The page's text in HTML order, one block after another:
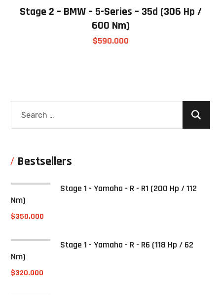
Stage 2 – BMW – 5-Series – 35d (306 Hp /
600 Nm)
$590.000
Bestsellers
Stage 1 - Yamaha - R - R1 (200 Hp / 112
Nm)
$350.000
Stage 1 - Yamaha - R - R6 (118 Hp / 62
Nm)
$320.000